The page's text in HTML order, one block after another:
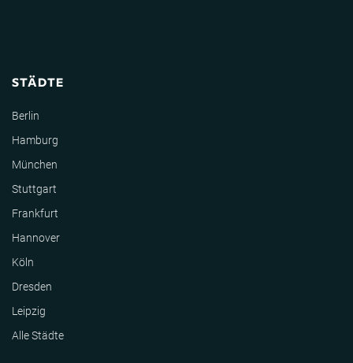
STÄDTE
Berlin
Hamburg
München
Stuttgart
Frankfurt
Hannover
Köln
Dresden
Leipzig
Alle Städte